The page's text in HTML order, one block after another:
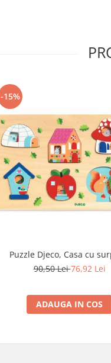
-15%
Puzzle Djeco, Casa cu
90,50 Lei76,92 Lei
ADAUGA IN COS